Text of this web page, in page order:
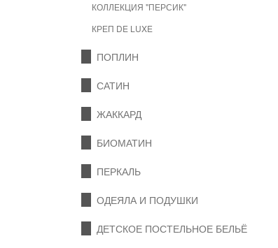
КОЛЛЕКЦИЯ "ПЕРСИК"
КРЕП DE LUXE
ПОПЛИН
САТИН
ЖАККАРД
БИОМАТИН
ПЕРКАЛЬ
ОДЕЯЛА И ПОДУШКИ
ДЕТСКОЕ ПОСТЕЛЬНОЕ БЕЛЬЁ